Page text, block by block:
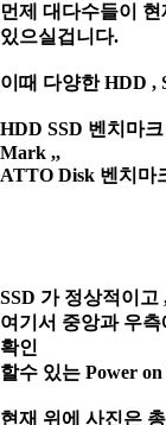
먼제 대다수들이
있으실겁니다.
이때 다양한 HDD ,
HDD SSD 벤치마
Mark ,,
ATTO Disk 벤치마
SSD 가 정상적이
여기서 중앙과 우
확인
할수 있는 Power
현재 위에 사진은